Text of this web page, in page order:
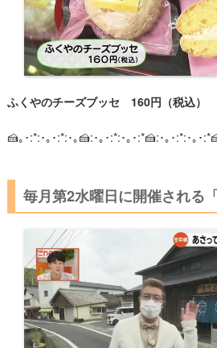
ふくやのチーズブッセ 160円（税込）
🍰｡･:*:･｡･:*:･｡🍰:･｡･:*:･｡･:*🍰:･｡･:*:･｡･
毎月第2水曜日に開催される